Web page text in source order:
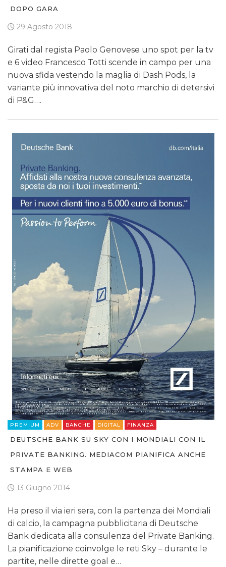
DOPO GARA
29 Agosto 2018
Girati dal regista Paolo Genovese uno spot per la tv
e 6 video Francesco Totti scende in campo per una
nuova sfida vestendo la maglia di Dash Pods, la
variante più innovativa del noto marchio di detersivi
di P&G….
PREMIUM ADV BANCHE DIGITAL FINANZA
DEUTSCHE BANK SU SKY CON I MONDIALI CON IL
PRIVATE BANKING. MEDIACOM PIANIFICA ANCHE
STAMPA E WEB
13 Giugno 2014
Ha preso il via ieri sera, con la partenza dei Mondiali
di calcio, la campagna pubblicitaria di Deutsche
Bank dedicata alla consulenza del Private Banking.
La pianificazione coinvolge le reti Sky – durante le
partite, nelle dirette goal e…